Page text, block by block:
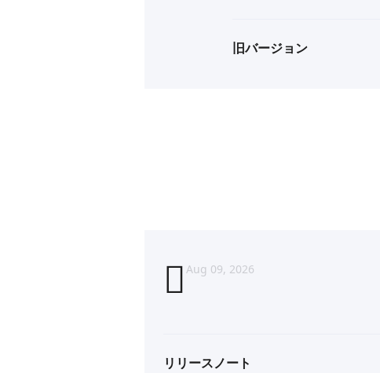
旧バージョン
Aug 09, 2026
リリースノート